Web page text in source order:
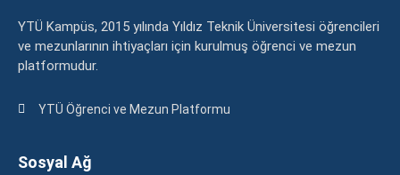
YTÜ Kampüs, 2015 yılında Yıldız Teknik Üniversitesi öğrencileri
ve mezunlarının ihtiyaçları için kurulmuş öğrenci ve mezun
platformudur.
YTÜ Öğrenci ve Mezun Platformu
Sosyal Ağ